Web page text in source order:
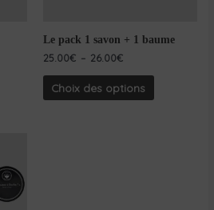
Le pack 1 savon + 1 baume
25.00€ – 26.00€
Choix des options